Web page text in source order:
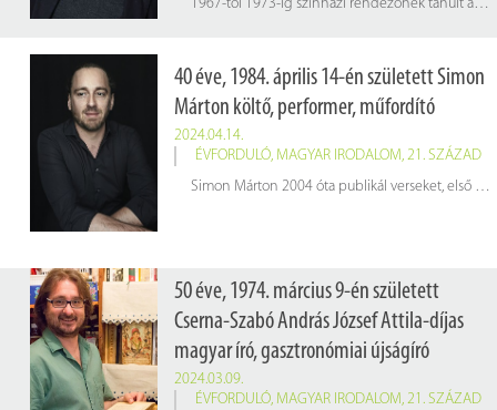
1967-től 1973-ig színházi rendezőnek tanult a Színművészeti Főiskolán. Főiskolás korában, 1971-ben és 72-ben a Kaposvári Csiky Gergely Színházban rendezett. A diploma megszerzése után hátat fordított a rendezésnek, és író lett.
40 éve, 1984. április 14-én született Simon
Márton költő, performer, műfordító
2024.04.14.
ÉVFORDULÓ, MAGYAR IRODALOM, 21. SZÁZAD
Simon Márton 2004 óta publikál verseket, első kötete 2010-ben jelent meg a l’Harmattan Kiadónál
50 éve, 1974. március 9-én született
Cserna-Szabó András József Attila-díjas
magyar író, gasztronómiai újságíró
2024.03.09.
ÉVFORDULÓ, MAGYAR IRODALOM, 21. SZÁZAD